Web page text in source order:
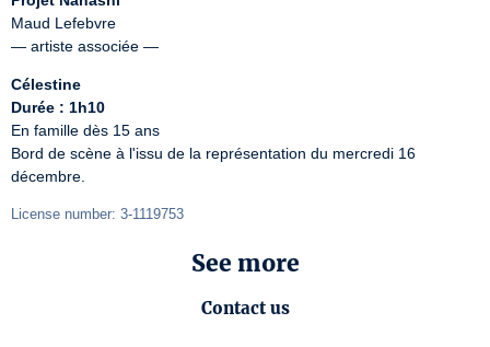
Maud Lefebvre
— artiste associée —
Célestine
Durée : 1h10
En famille dès 15 ans
Bord de scène à l'issu de la représentation du mercredi 16
décembre.
License number: 3-1119753
See more
Contact us